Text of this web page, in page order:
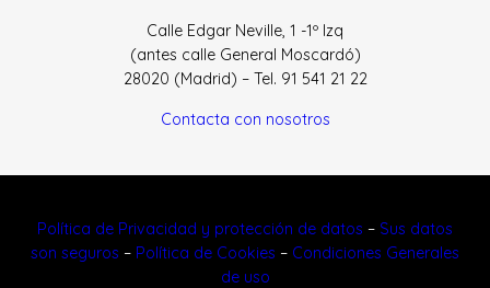
Calle Edgar Neville, 1 -1º Izq
(antes calle General Moscardó)
28020 (Madrid) – Tel. 91 541 21 22
Contacta con nosotros
Política de Privacidad y protección de datos – Sus datos
son seguros – Política de Cookies – Condiciones Generales
de uso